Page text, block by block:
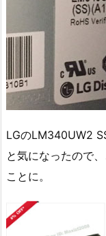
LGのLM340UW2
と気になったので
ことに。